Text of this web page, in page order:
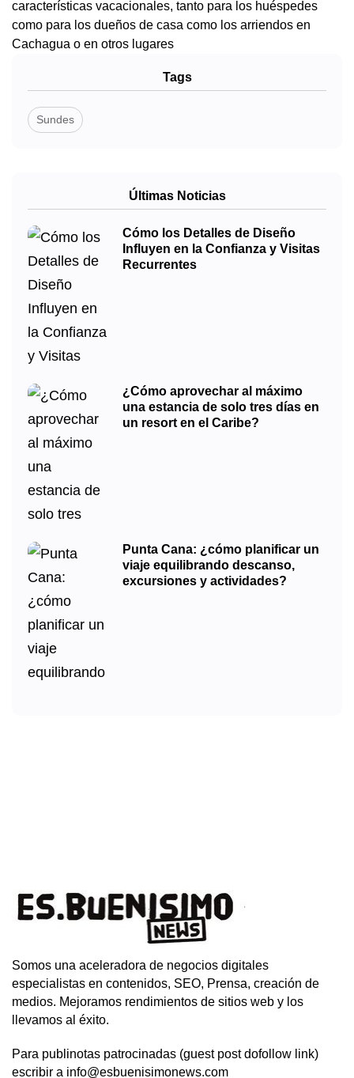
características vacacionales, tanto para los huéspedes
como para los dueños de casa como los arriendos en
Cachagua o en otros lugares
Tags
Sundes
Últimas Noticias
Cómo los Detalles de Diseño
Influyen en la Confianza y Visitas
Recurrentes
¿Cómo aprovechar al máximo
una estancia de solo tres días en
un resort en el Caribe?
Punta Cana: ¿cómo planificar un
viaje equilibrando descanso,
excursiones y actividades?
Somos una aceleradora de negocios digitales
especialistas en contenidos, SEO, Prensa, creación de
medios. Mejoramos rendimientos de sitios web y los
llevamos al éxito.
Para publinotas patrocinadas (guest post dofollow link)
escribir a info@esbuenisimonews.com